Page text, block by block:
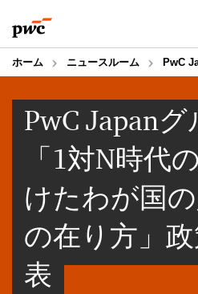
to
content
to
footer
ホーム ニュースルーム PwC
PwC Japanグ
「1対N時代
けたわが国
の在り方」
表